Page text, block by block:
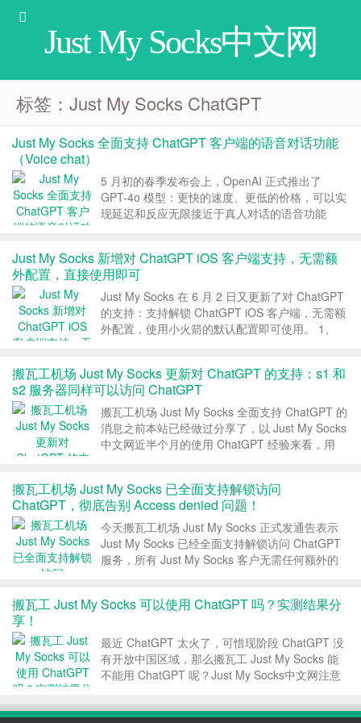
Just My Socks中文网
标签：Just My Socks ChatGPT
Just My Socks 全面支持 ChatGPT 客户端的语音对话功能
（Voice chat）
5 月初的春季发布会上，OpenAI 正式推出了
GPT-4o 模型：更快的速度、更低的价格，可以实
现延迟和反应无限接近于真人对话的语音功能
端的语音对话功能，需...
Just My Socks 新增对 ChatGPT iOS 客户端支持，无需额
外配置，直接使用即可
Just My Socks 在 6 月 2 日又更新了对 ChatGPT
的支持：支持解锁 ChatGPT iOS 客户端，无需额
外配置，使用小火箭的默认配置即可使用。 1、
搬瓦工机场 Just My Socks 更新对 ChatGPT 的支持：s1 和
s2 服务器同样可以访问 ChatGPT
搬瓦工机场 Just My Socks 全面支持 ChatGPT 的
消息之前本站已经做过分享了，以 Just My Socks
中文网近半个月的使用 ChatGPT 经验来看，用
搬瓦工机场 Just My Socks 已全面支持解锁访问
ChatGPT，彻底告别 Access denied 问题！
今天搬瓦工机场 Just My Socks 正式发通告表示
Just My Socks 已经全面支持解锁访问 ChatGPT
服务，所有 Just My Socks 客户无需任何额外的
搬瓦工 Just My Socks 可以使用 ChatGPT 吗？实测结果分
享！
最近 ChatGPT 太火了，可惜现阶段 ChatGPT 没
有开放中国区域，那么搬瓦工 Just My Socks 能
不能用 ChatGPT 呢？Just My Socks中文网注意
了，本文就分享下实测结果，看看 JustMySoc...